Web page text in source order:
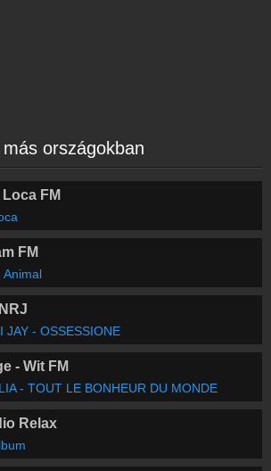
országokban
FM
FM
Animal
JAY - OSSESSIONE
- Wit FM
- TOUT LE BONHEUR DU MONDE
Relax